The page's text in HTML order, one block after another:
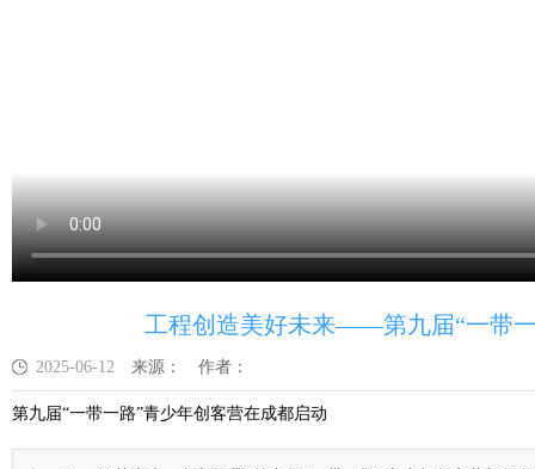
工程创造美好未来——第九届“一带
2025-06-12 来源： 作者：
第九届“一带一路”青少年创客营在成都启动